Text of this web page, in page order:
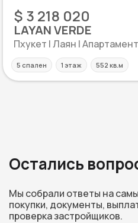
$ 3 218 020
LAYAN VERDE
Пхукет | Лаян |
5 спален 1 этаж 552 кв.м
Остались
Мы собрали ответы на
покупки, документы,
проверка застройщиков.